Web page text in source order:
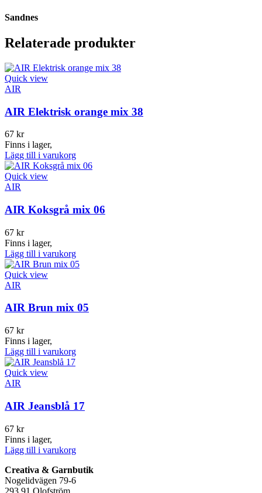
Sandnes
Relaterade produkter
Quick view
AIR
AIR Elektrisk orange mix 38
67 kr
Finns i lager,
Lägg till i varukorg
Quick view
AIR
AIR Koksgrå mix 06
67 kr
Finns i lager,
Lägg till i varukorg
Quick view
AIR
AIR Brun mix 05
67 kr
Finns i lager,
Lägg till i varukorg
Quick view
AIR
AIR Jeansblå 17
67 kr
Finns i lager,
Lägg till i varukorg
Creativa & Garnbutik
Nogelidvägen 79-6
293 91 Olofström